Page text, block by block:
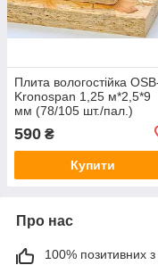
Плита вологостійка
Kronospan 1,25 м*2,5*9
мм (78/105 шт./пал.)
590 ₴
Купити
Про нас
100% позитивних з